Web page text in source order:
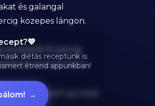
és galangal
közepes lángon.
lesznek belül.
szeletelt gombát
diétás receptünk is
étrend appunkban!
→